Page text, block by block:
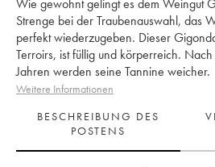
Wie gewohnt gelingt es dem Weingut
Strenge bei der Traubenauswahl, das
perfekt wiederzugeben. Dieser
Terroirs, ist füllig und körperreich.
Jahren werden seine Tannine weicher.
Weitere Informationen
BESCHREIBUNG DES
POSTENS